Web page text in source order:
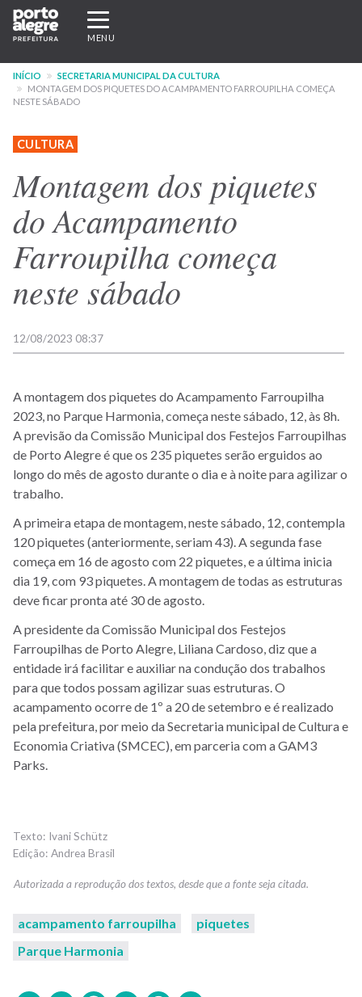
Pular
para
conteúdo
principal
Expandir/recolher
navegação
MENU
INÍCIO
SECRETARIA MUNICIPAL DA CULTURA
MONTAGEM DOS PIQUETES DO ACAMPAMENTO FARROUPILHA COMEÇA
NESTE SÁBADO
CULTURA
Montagem dos piquetes
do Acampamento
Farroupilha começa
neste sábado
12/08/2023 08:37
A montagem dos piquetes do Acampamento Farroupilha
2023, no Parque Harmonia, começa neste sábado, 12, às 8h.
A previsão da Comissão Municipal dos Festejos Farroupilhas
de Porto Alegre é que os 235 piquetes serão erguidos ao
longo do mês de agosto durante o dia e à noite para agilizar o
trabalho.
A primeira etapa de montagem, neste sábado, 12, contempla
120 piquetes (anteriormente, seriam 43). A segunda fase
começa em 16 de agosto com 22 piquetes, e a última inicia
dia 19, com 93 piquetes. A montagem de todas as estruturas
deve ficar pronta até 30 de agosto.
A presidente da Comissão Municipal dos Festejos
Farroupilhas de Porto Alegre, Liliana Cardoso, diz que a
entidade irá facilitar e auxiliar na condução dos trabalhos
para que todos possam agilizar suas estruturas. O
acampamento ocorre de 1º a 20 de setembro e érealizado
pela prefeitura, por meio da Secretaria municipal de Cultura e
Economia Criativa (SMCEC), em parceria com a GAM3
Parks.
Ivani Schütz
Andrea Brasil
acampamento farroupilha
piquetes
Parque Harmonia